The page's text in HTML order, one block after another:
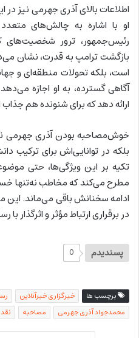
اطلاعات بالای آذری جهرمی نیز
او با اشاره به چالش‌های
رئیس‌جمهور، ترور شخصیت‌های
بازگشت ترامپ به قدرت، نشان
است، بلکه تحولات منطقه‌ای و
آگاهی گسترده، به او اجازه
ارائه دهد که برای شنونده هم
خوش‌مصاحبه بودن آذری جهرمی
بلکه در توانایی‌اش برای ترکیب
تکیه بر این ویژگی‌ها، حتی
مطرح می‌کند که مخاطب نه‌تنها
ادامه سخنانش باقی می‌ماند. این
در برقراری ارتباط مؤثر و اثرگذار
پسندیدم 0
برچسب ها خبرگزاری خبرآنلاین
محمدجواد آذری جهرمی
مصاحبه